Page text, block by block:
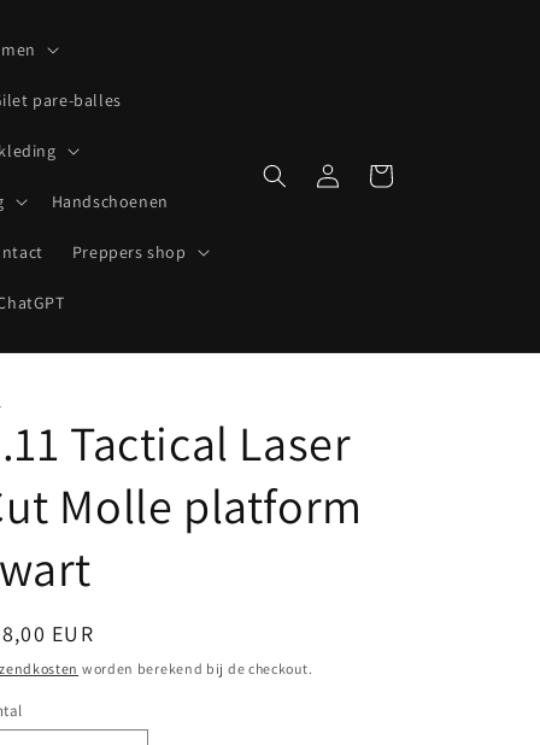
pare-balles
Handschoenen
Preppers shop
InloggenWinkelwagen
Tactical Laser
Molle platform
EUR
worden berekend bij de checkout.